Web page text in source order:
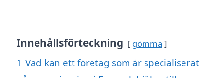
Innehållsförteckning gömma
1 Vad kan ett företag som är specialiserat